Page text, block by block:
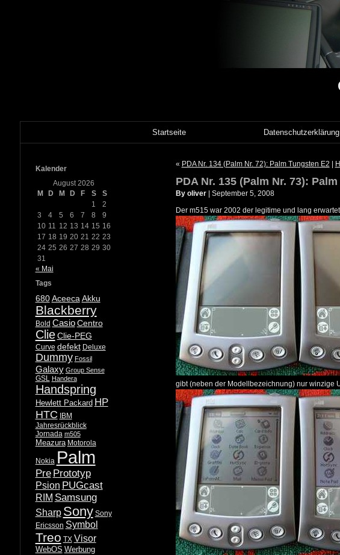
Startseite Datenschutzerklärung
Kalender
August 2026
M
D M D F S
S
1
2
3
4 5 6 7 8
9
10 11 12 13 14 15 16
17 18 19 20 21 22 23
24 25 26 27 28 29 30
31
« Mai
Tags
680 Aceeca Akku
Blackberry
Bold Casio Centro
Clie Clie-PEG
Curve defekt Deluxe
Dummy Fossil
Galaxy Group Sense
GSL Handera
Handspring
Hewlett Packard HP
HTC
IBM
Jahresrückblick
Jornada m505
Meazura Motorola
Nokia Palm
Pre Prototyp
Psion PUGcast
RIM Samsung
Sharp Sony Sony
Ericsson Symbol
Treo TX Visor
WebOS Werbung
« PDA Nr. 134 (Palm Nr. 72): Palm Tungsten E2
PDA Nr. 135 (Palm Nr. 73):
By oliver| September 5, 2008
Der m515 war 2002 der legitime und lang
gibt (neben der Modellbezeichnung) nur winzige